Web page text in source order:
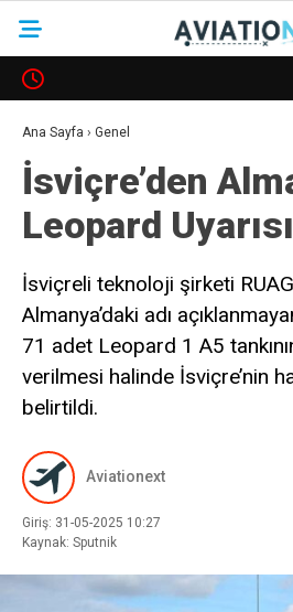
HAVACILIK
SAVUNMA
KADIN HAVACILAR
SÜRDÜRÜLEBILIRLIK
KÖŞE YAZILARI – COLUMNS
Ana Sayfa › Genel
İsviçre’den
Leopard
İsviçreli teknoloji şirketi
Almanya’daki adı
71 adet Leopard 1 A5
verilmesi halinde İsviçre’nin
belirtildi.
Aviationext
Giriş: 31-05-2025 10:27
Kaynak: Sputnik